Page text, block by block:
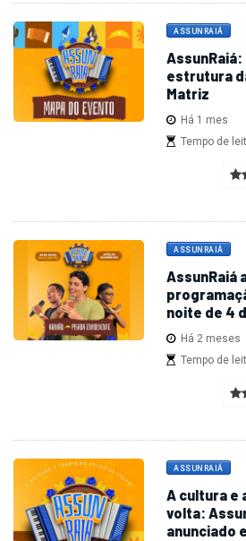
ASSUNRAIÁ
estrutura
Matriz
Há 1 mes
Tempo de
ASSUNRAIÁ
AssunRaiá
noite de 4
Há 2 meses
Tempo de
ASSUNRAIÁ
A cultura e
volta:
anunciado